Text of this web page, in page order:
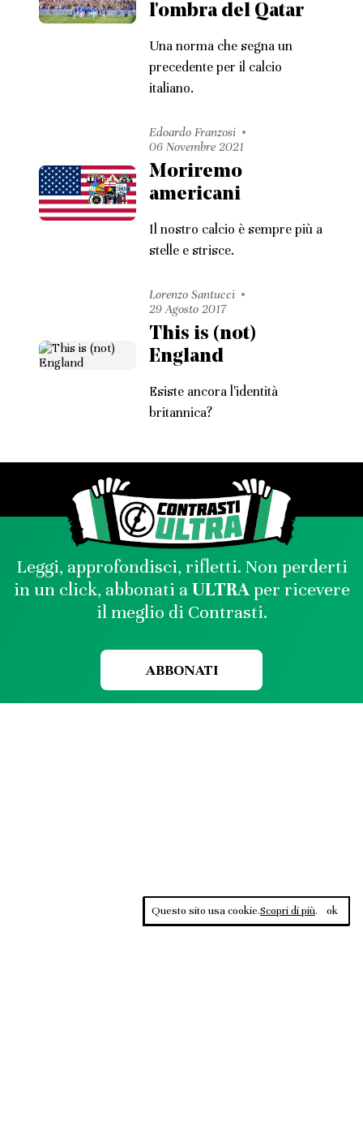
l'ombra del Qatar
Una norma che segna un
precedente per il calcio
italiano.
Edoardo Franzosi
06 Novembre 2021
Moriremo
americani
Il nostro calcio è sempre più a
stelle e strisce.
Lorenzo Santucci
29 Agosto 2017
This is (not)
England
Esiste ancora l'identità
britannica?
Leggi, approfondisci, rifletti. Non perderti
in un click, abbonati aULTRAper ricevere
il meglio di Contrasti.
ABBONATI
Questo sito usa cookie.Scopri di più. ok